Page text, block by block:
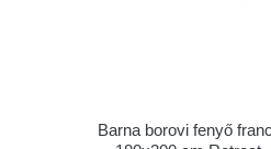
Barna borovi fenyő